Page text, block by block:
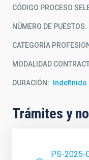
CÓDIGO PROCESO
NÚMERO DE PUESTOS
CATEGORÍA
MODALIDAD
DURACIÓN Indefinido
Trámites y
PS-2025-